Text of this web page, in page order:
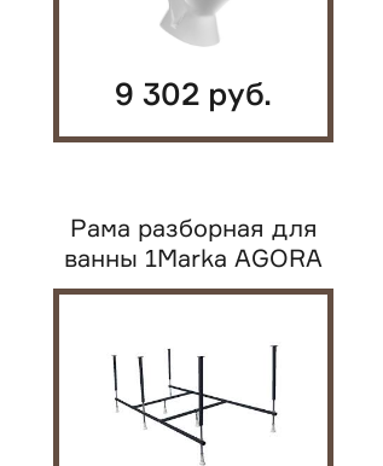
9 302 руб.
Рама разборная для
ванны 1Marka AGORA